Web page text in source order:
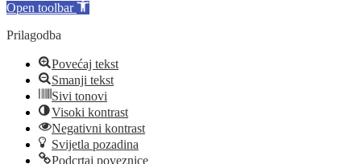
Open toolbar
Prilagodba
Povećaj tekst
Smanji tekst
Sivi tonovi
Visoki kontrast
Negativni kontrast
Svijetla pozadina
Podcrtaj poveznice